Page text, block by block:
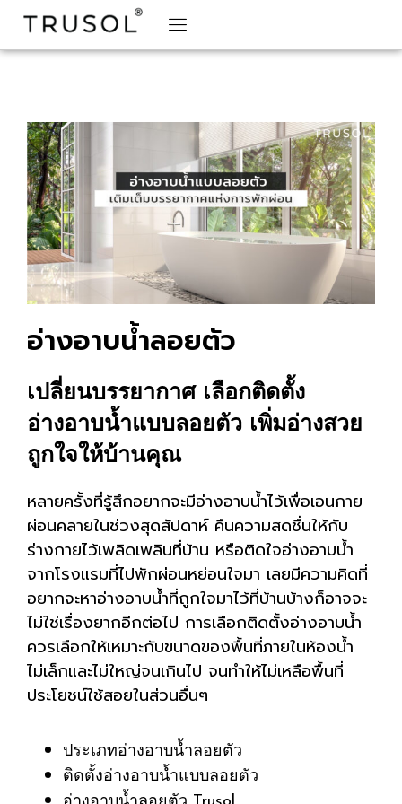
อ่างอาบน้ำลอยตัว
เปลี่ยนบรรยากาศ เลือกติดตั้ง
อ่างอาบน้ำแบบลอยตัว เพิ่มอ่างสวย
ถูกใจให้บ้านคุณ
หลายครั้งที่รู้สึกอยากจะมีอ่างอาบน้ำไว้เพื่อเอนกาย
ผ่อนคลายในช่วงสุดสัปดาห์ คืนความสดชื่นให้กับ
ร่างกายไว้เพลิดเพลินที่บ้าน หรือติดใจอ่างอาบน้ำ
จากโรงแรมที่ไปพักผ่อนหย่อนใจมา เลยมีความคิดที่
อยากจะหาอ่างอาบน้ำที่ถูกใจมาไว้ที่บ้านบ้างก็อาจจะ
ไม่ใช่เรื่องยากอีกต่อไป การเลือกติดตั้งอ่างอาบน้ำ
ควรเลือกให้เหมาะกับขนาดของพื้นที่ภายในห้องน้ำ
ไม่เล็กและไม่ใหญ่จนเกินไป จนทำให้ไม่เหลือพื้นที่
ประโยชน์ใช้สอยในส่วนอื่นๆ
ประเภทอ่างอาบน้ำลอยตัว
ติดตั้งอ่างอาบน้ำแบบลอยตัว